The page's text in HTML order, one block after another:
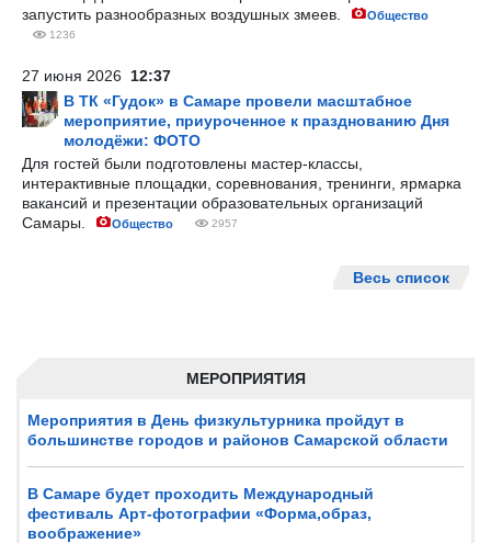
МЕРОПРИЯТИЯ
Мероприятия в День физкультурника пройдут в
большинстве городов и районов Самарской области
В Самаре будет проходить Международный
фестиваль Арт-фотографии «Форма,образ,
воображение»
запустить разнообразных воздушных змеев.
Общество
1236
27 июня 2026 12:37
В ТК «Гудок» в Самаре провели масштабное
мероприятие, приуроченное к празднованию Дня
молодёжи: ФОТО
Для гостей были подготовлены мастер-классы,
интерактивные площадки, соревнования, тренинги, ярмарка
вакансий и презентации образовательных организаций
Самары.
Общество 2957
Весь список